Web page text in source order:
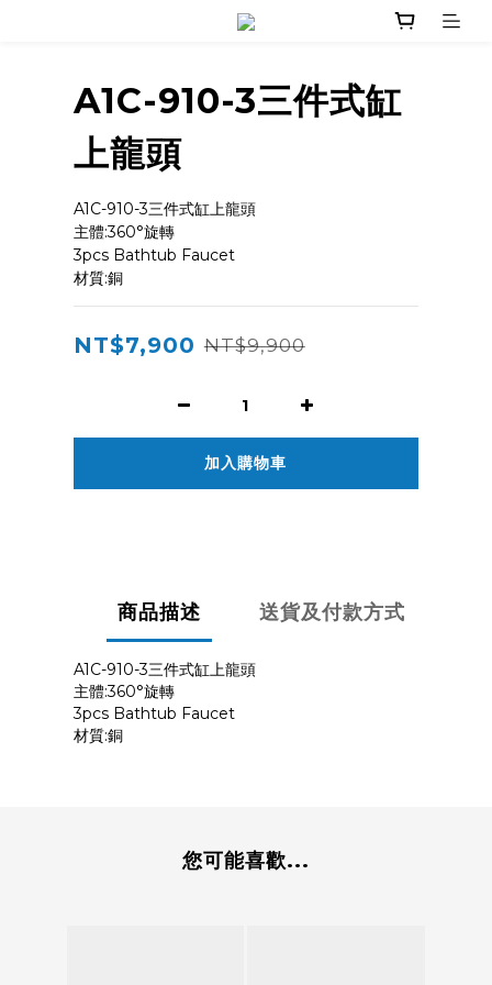
A1C-910-3三件式缸
上龍頭
A1C-910-3三件式缸上龍頭
主體:360°旋轉
3pcs Bathtub Faucet
材質:銅
NT$7,900 NT$9,900
加入購物車
商品描述 送貨及付款方式
A1C-910-3三件式缸上龍頭
主體:360°旋轉
3pcs Bathtub Faucet
材質:銅
您可能喜歡...